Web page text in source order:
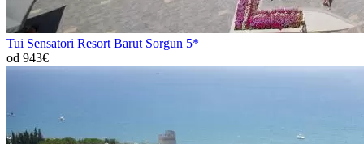
Tui Sensatori Resort Barut Sorgun 5*
od 943€